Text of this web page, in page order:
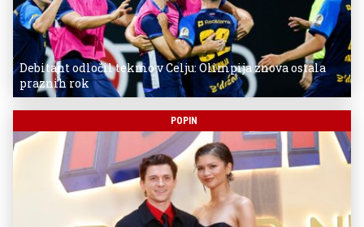
Debitant odločil tekmo v Celju: Olimpija znova ostala
praznih rok
POPIN